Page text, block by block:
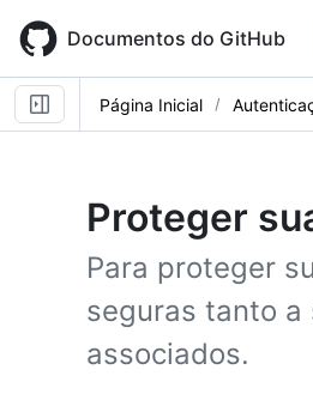
main
content
Documentos do GitHub
Página Inicial
Proteger
Para proteger
seguras tanto a
associados.